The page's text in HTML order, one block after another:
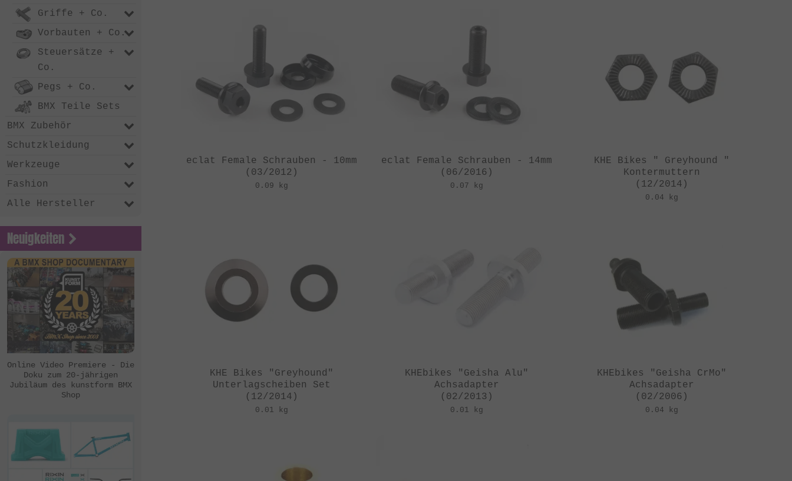
eclat Female Schrauben - 10mm
(03/2012)
0.09 kg
eclat Female Schrauben - 14mm
(06/2016)
0.07 kg
KHE Bikes " Greyhound "
Kontermuttern
(12/2014)
0.04 kg
KHE Bikes "Greyhound"
Unterlagscheiben Set
(12/2014)
0.01 kg
KHEbikes "Geisha Alu"
Achsadapter
(02/2013)
0.01 kg
KHEbikes "Geisha CrMo"
Achsadapter
(02/2006)
0.04 kg
Griffe + Co.
Vorbauten + Co.
Steuersätze +
Co.
Pegs + Co.
BMX Teile Sets
BMX Zubehör
Schutzkleidung
Werkzeuge
Fashion
Alle Hersteller
Neuigkeiten
Online Video Premiere - Die
Doku zum 20-jährigen
Jubiläum des kunstform BMX
Shop